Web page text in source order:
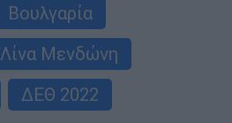
Βουλγαρία
Λίνα Μενδώνη
ΔΕΘ 2022